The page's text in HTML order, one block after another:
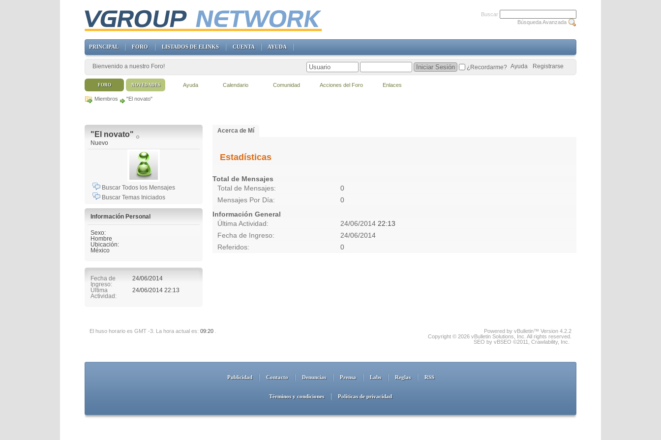
Miembros "El novato"
"El novato"
Nuevo
Buscar Todos los Mensajes
Buscar Temas Iniciados
Información Personal
Sexo:
Hombre
Ubicación:
México
Fecha de
Ingreso
24/06/2014
Última
Actividad
24/06/2014 22:13
Acerca de Mí
Estadísticas
Total de Mensajes
Total de Mensajes
0
Mensajes Por Día
0
Información General
Última Actividad
24/06/2014 22:13
Fecha de Ingreso
24/06/2014
Referidos
0
El huso horario es GMT -3. La hora actual es: 09:20
Powered by vBulletin™ Version 4.2.2
Copyright © 2026 vBulletin Solutions, Inc. All rights reserved.
SEO by vBSEO ©2011, Crawlability, Inc.
Publicidad Contacto Denuncias Prensa Labs Reglas RSS
Términos y condiciones Políticas de privacidad
Buscar
Búsqueda Avanzada
PRINCIPAL FORO LISTADOS DE ELINKS CUENTA AYUDA
Bienvenido a nuestro Foro! Registrarse
Ayuda
¿Recordarme?
FORO Ayuda Calendario Comunidad Acciones del Foro Enlaces
NOVEDADES